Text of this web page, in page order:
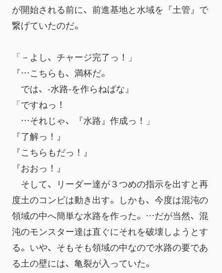
が開始される前に、前進基地と水域を『土管』で
繋げていたのだ。
「－よし、チャージ完了っ！」
『…こちらも、満杯だ。
では、-水路-を作らねばな』
「ですねっ！
…それじゃ、『水路』作成っ！」
『了解っ！』
『こちらもだっ！』
『おおっ！』
そして、リーダー達が３つめの指示を出すと再
度土のコンビは動き出す。しかも、今度は混沌の
領域の中へ簡単な水路を作った。…だが当然、混
沌のモンスター達は直ぐにそれを破壊しようとす
る。いや、そもそも領域の中なので水路の要であ
る土の壁には、亀裂が入っていた。